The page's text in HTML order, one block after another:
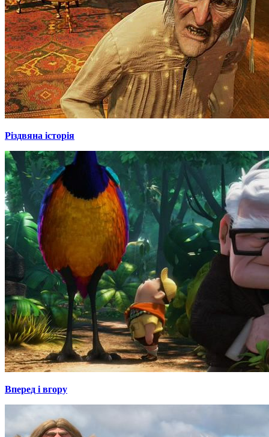
Різдвяна історія
Вперед і вгору